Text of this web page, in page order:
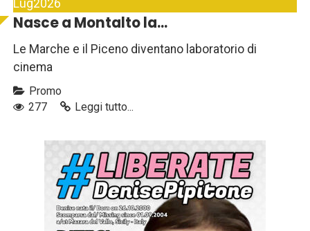
Lug2026
Nasce a Montalto la...
Le Marche e il Piceno diventano laboratorio di
cinema
Promo
277
Leggi tutto...